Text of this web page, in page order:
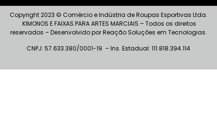
Copyright 2023 © Comércio e Indústria de Roupas Esportivas Ltda.
KIMONOS E FAIXAS PARA ARTES MARCIAIS – Todos os direitos
reservados – Desenvolvido por Reação Soluções em Tecnologias.
CNPJ: 57.633.380/0001-19 – Ins. Estadual: 111.818.394.114